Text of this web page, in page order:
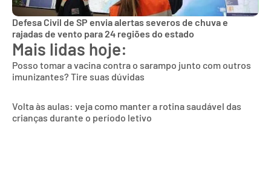
Defesa Civil de SP envia alertas severos de chuva e
rajadas de vento para 24 regiões do estado
Mais lidas hoje:
Posso tomar a vacina contra o sarampo junto com outros
imunizantes? Tire suas dúvidas
Volta às aulas: veja como manter a rotina saudável das
crianças durante o período letivo